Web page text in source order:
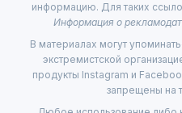
информацию. Для таких
Информация о
В материалах могут
экстремистской
продукты Instagram и
запрещены на